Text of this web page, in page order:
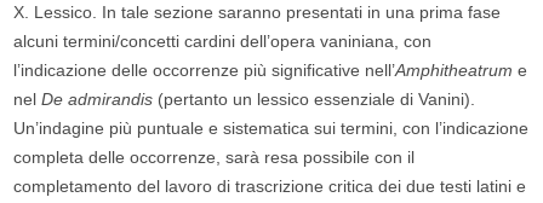
X. Lessico. In tale sezione saranno presentati in una prima fase
alcuni termini/concetti cardini dell’opera vaniniana, con
l’indicazione delle occorrenze più significative nell’Amphitheatrum e
nelDe admirandis (pertanto un lessico essenziale di Vanini).
Un’indagine più puntuale e sistematica sui termini, con l’indicazione
completa delle occorrenze, sarà resa possibile con il
completamento del lavoro di trascrizione critica dei due testi latini e